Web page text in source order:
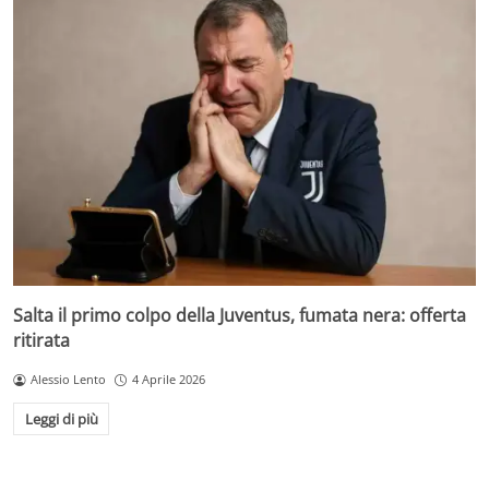
Salta il primo colpo della Juventus, fumata nera: offerta
ritirata
Alessio Lento 4 Aprile 2026
Leggi di più